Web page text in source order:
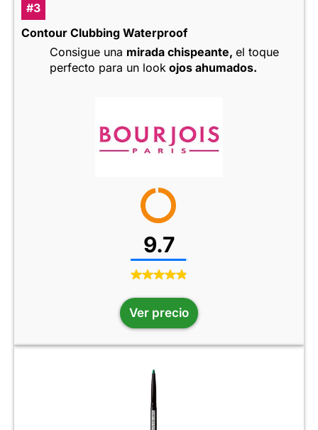
#3
Contour Clubbing Waterproof
Consigue una mirada chispeante, el toque
perfecto para un look ojos ahumados.
9.7
Ver precio